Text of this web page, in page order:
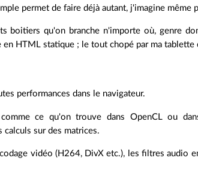
permet de faire déjà autant, j'imagine même
boitiers qu'on branche n'importe où, genre
HTML statique ; le tout chopé par ma tablette
performances dans le navigateur.
ce qu'on trouve dans OpenCL ou
sur des matrices.
vidéo (H264, DivX etc.), les filtres audio